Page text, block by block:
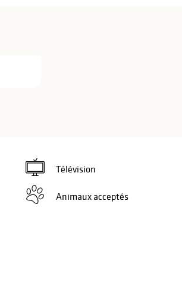
Télévision
Animaux acceptés